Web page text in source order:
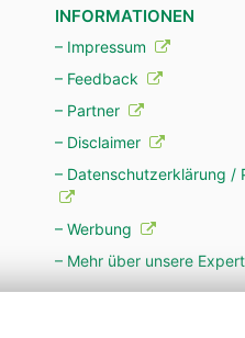
INFORMATIONEN
– Impressum
– Feedback
– Partner
– Disclaimer
– Datenschutzerklärung /
– Werbung
– Mehr über unsere